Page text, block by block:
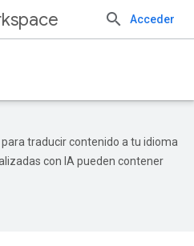
Acceder
traducir contenido a tu idioma
con IA pueden contener